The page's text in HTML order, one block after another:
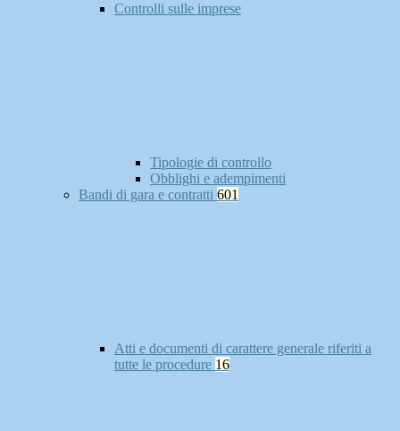
Controlli sulle imprese
Tipologie di controllo
Obblighi e adempimenti
Bandi di gara e contratti 601
Atti e documenti di carattere generale riferiti a
tutte le procedure 16